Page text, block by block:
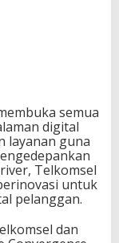
semua
digital
layanan guna
Telkomsel
untuk
pelanggan.
dan